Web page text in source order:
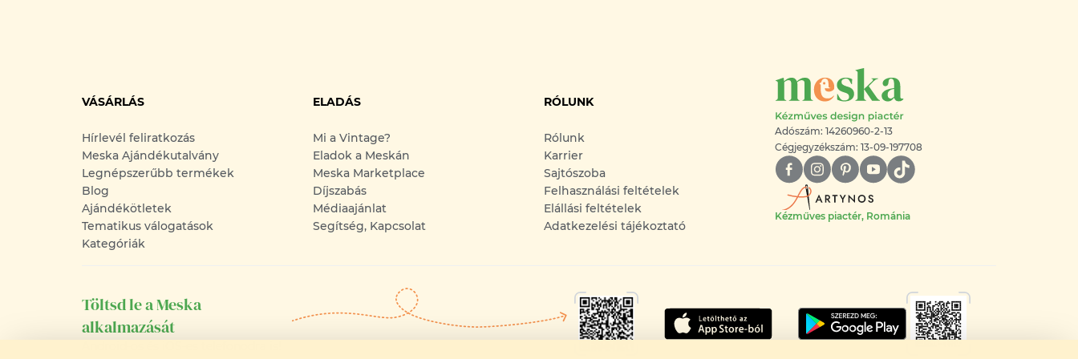
VÁSÁRLÁS
Hírlevél feliratkozás
Meska Ajándékutalvány
Legnépszerűbb termékek
Blog
Ajándékötletek
Tematikus válogatások
Kategóriák
ELADÁS
Mi a Vintage?
Eladok a Meskán
Meska Marketplace
Díjszabás
Médiaajánlat
Segítség, Kapcsolat
RÓLUNK
Rólunk
Karrier
Sajtószoba
Felhasználási feltételek
Elállási feltételek
Adatkezelési tájékoztató
Adószám: 14260960-2-13
Cégjegyzékszám: 13-09-197708
Kézműves piactér, Románia
Töltsd le a Meska
alkalmazását